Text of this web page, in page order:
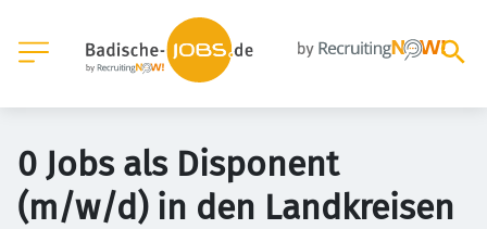
0 Jobs als Disponent
(m/w/d) in den Landkreisen